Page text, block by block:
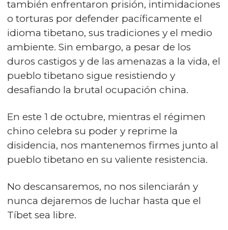
también enfrentaron prisión, intimidaciones
o torturas por defender pacíficamente el
idioma tibetano, sus tradiciones y el medio
ambiente. Sin embargo, a pesar de los
duros castigos y de las amenazas a la vida, el
pueblo tibetano sigue resistiendo y
desafiando la brutal ocupación china.
En este 1 de octubre, mientras el régimen
chino celebra su poder y reprime la
disidencia, nos mantenemos firmes junto al
pueblo tibetano en su valiente resistencia.
No descansaremos, no nos silenciarán y
nunca dejaremos de luchar hasta que el
Tíbet sea libre.